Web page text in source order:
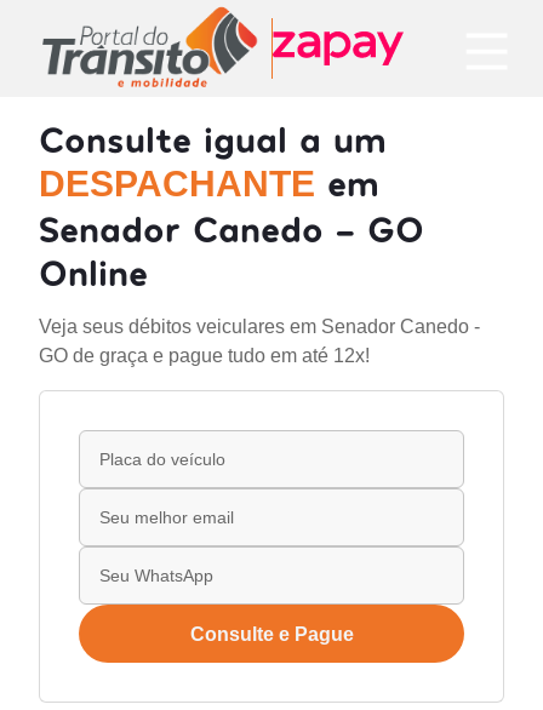
Consulte igual a um
DESPACHANTE em
Senador Canedo - GO
Online
Veja seus débitos veiculares em Senador Canedo -
GO de graça e pague tudo em até 12x!
Consulte e Pague